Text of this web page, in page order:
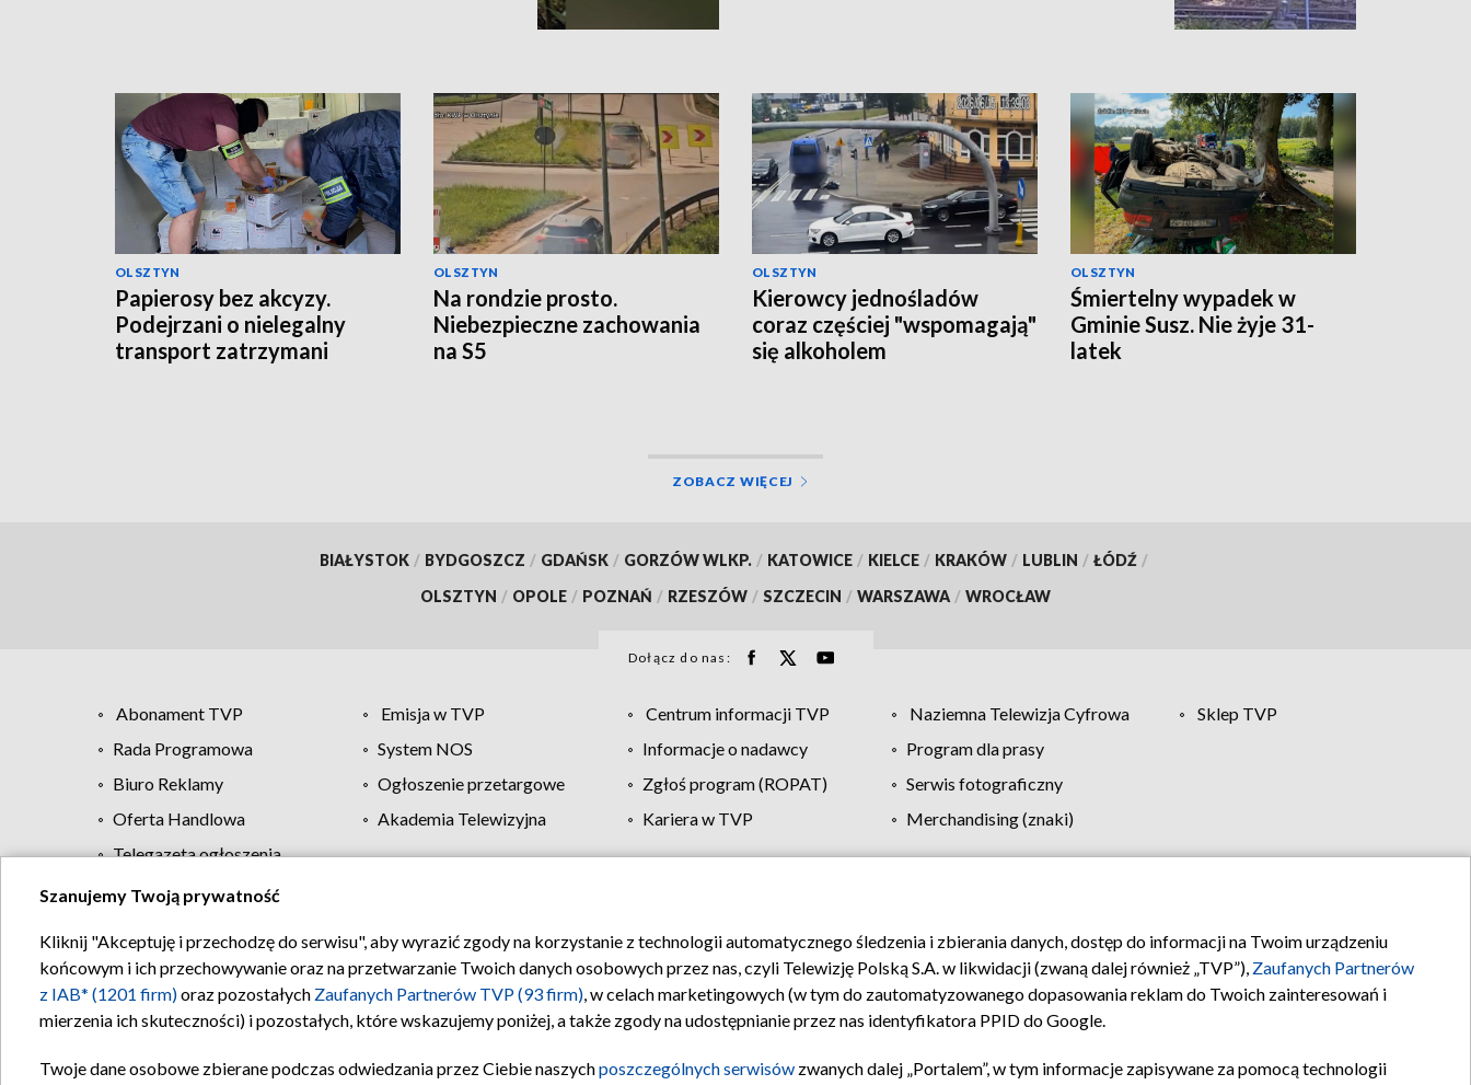
OLSZTYN
Papierosy bez akcyzy.
Podejrzani o nielegalny
transport zatrzymani
OLSZTYN
Na rondzie prosto.
Niebezpieczne zachowania
na S5
OLSZTYN
Kierowcy jednośladów
coraz częściej "wspomagają"
się alkoholem
OLSZTYN
Śmiertelny wypadek w
Gminie Susz. Nie żyje 31-
latek
ZOBACZ WIĘCEJ
BIAŁYSTOK / BYDGOSZCZ / GDAŃSK / GORZÓW WLKP. / KATOWICE / KIELCE / KRAKÓW / LUBLIN / ŁÓDŹ /
OLSZTYN / OPOLE / POZNAŃ / RZESZÓW / SZCZECIN / WARSZAWA / WROCŁAW
Dołącz do nas:
Abonament TVP Emisja w TVP Centrum informacji TVP Naziemna Telewizja Cyfrowa
Sklep TVP
Rada Programowa
System NOS Informacje o nadawcy
Program dla prasy
Biuro Reklamy
Ogłoszenie przetargowe Zgłoś program (ROPAT)
Serwis fotograficzny
Oferta Handlowa
Akademia Telewizyjna Kariera w TVP
Merchandising (znaki)
Telegazeta ogłoszenia
Regulamin TVP Polityka prywatności Moje zgody Pomoc Biuro reklamy Kontakt
Szanujemy Twoją prywatność
Kliknij "Akceptuję i przechodzę do serwisu", aby wyrazić zgody na korzystanie z technologii automatycznego śledzenia i zbierania danych, dostęp do informacji na Twoim urządzeniu
końcowym i ich przechowywanie oraz na przetwarzanie Twoich danych osobowych przez nas, czyli Telewizję Polską S.A. w likwidacji (zwaną dalej również „TVP”), Zaufanych Partnerów
z IAB* (1201 firm)oraz pozostałych Zaufanych Partnerów TVP (93 firm), w celach marketingowych (w tym do zautomatyzowanego dopasowania reklam do Twoich zainteresowań i
mierzenia ich skuteczności) i pozostałych, które wskazujemy poniżej, a także zgody na udostępnianie przez nas identyfikatora PPID do Google.
Twoje dane osobowe zbierane podczas odwiedzania przez Ciebie naszychposzczególnych serwisów zwanych dalej „Portalem”, w tym informacje zapisywane za pomocą technologii